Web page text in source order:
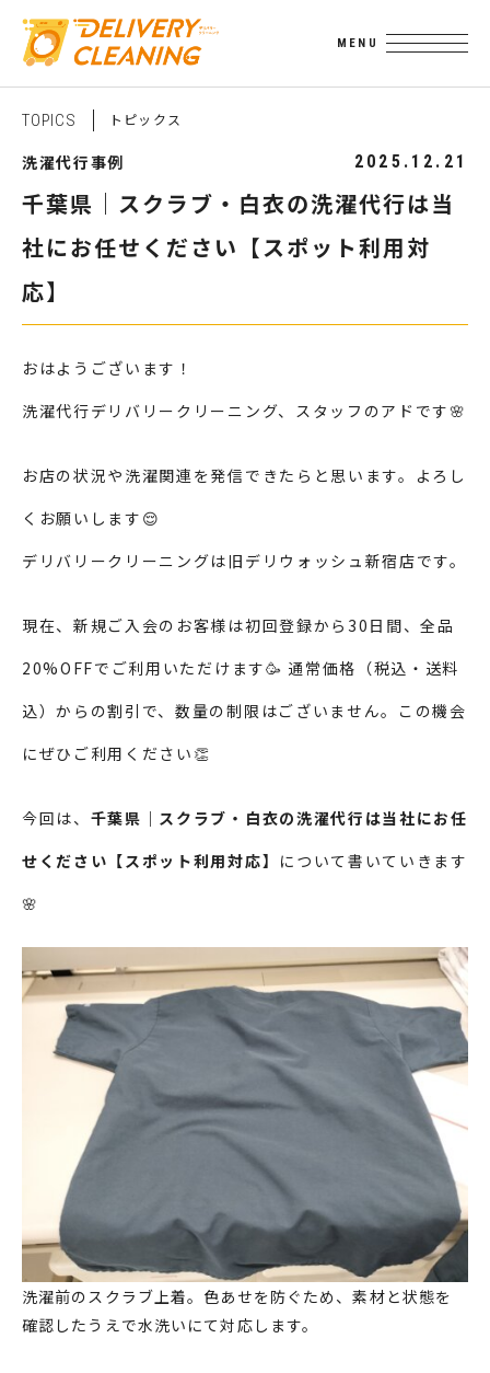
TOPICS ト ピッ ク ス
洗濯代行事例 2025.12.21
千葉県｜スクラブ・白衣の洗濯代行は当
社にお任せください【スポット利用対
応】
おはようございます！
洗濯代行デリバリークリーニング、スタッフのアドです🌸
お店の状況や洗濯関連を発信できたらと思います。よろし
くお願いします😌
デリバリークリーニングは旧デリウォッシュ新宿店です。
現在、新規ご入会のお客様は初回登録から30日間、全品
20%OFFでご利用いただけます🥳 通常価格（税込・送料
込）からの割引で、数量の制限はございません。この機会
にぜひご利用ください👏
今回は、 千葉県｜スクラブ・白衣の洗濯代行は当社にお任
せください【スポット利用対応】 について書いていきます
🌸
洗濯前のスクラブ上着。色あせを防ぐため、素材と状態を
確認したうえで水洗いにて対応します。